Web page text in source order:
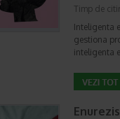
Timp de
Inteligenta
gestiona
inteligenta